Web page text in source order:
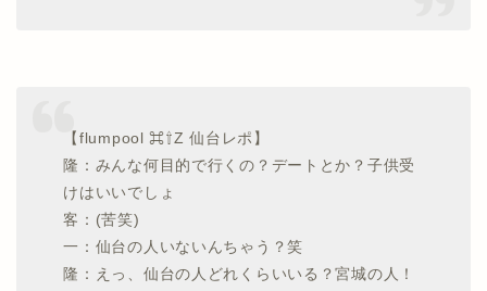
【flumpool ⌘⇧Z 仙台レポ】
隆：みんな何目的で行くの？デートとか？子供受
けはいいでしょ
客：(苦笑)
一：仙台の人いないんちゃう？笑
隆：えっ、仙台の人どれくらいいる？宮城の人！